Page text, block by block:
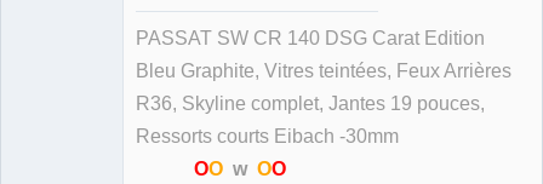
PASSAT SW CR 140 DSG Carat Edition
Bleu Graphite, Vitres teintées, Feux Arrières
R36, Skyline complet, Jantes 19 pouces,
Ressorts courts Eibach -30mm
OO w OO